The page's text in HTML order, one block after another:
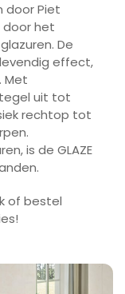
door Piet
door het
De
effect,
Met
uit tot
rechtop tot
is de GLAZE
of bestel